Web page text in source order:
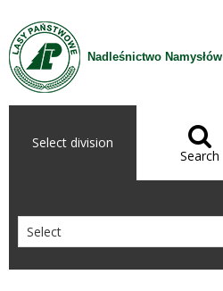
Skip to Content
Nadleśnictwo Namysłów
Select division 
Search